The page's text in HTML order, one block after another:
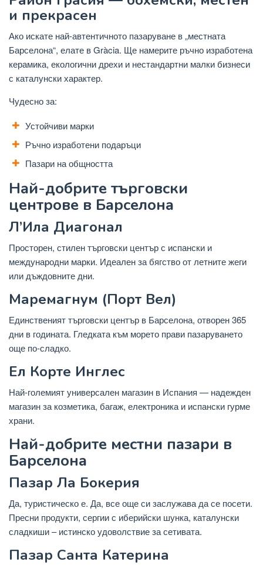
и прекрасен
Ако искате най-автентичното пазаруване в „местната
Барселона“, елате в Gràcia. Ще намерите ръчно изработена
керамика, екологични дрехи и нестандартни малки бизнеси
с каталунски характер.
Чудесно за:
Устойчиви марки
Ръчно изработени подаръци
Пазари на общността
Най-добрите търговски
центрове в Барселона
Л’Ила Диагонал
Просторен, стилен търговски център с испански и
международни марки. Идеален за бягство от летните жеги
или дъждовните дни.
Маремагнум (Порт Вел)
Единственият търговски център в Барселона, отворен 365
дни в годината. Гледката към морето прави пазаруването
още по-сладко.
Ел Корте Инглес
Най-големият универсален магазин в Испания — надежден
магазин за козметика, багаж, електроника и испански гурме
храни.
Най-добрите местни пазари в
Барселона
Пазар Ла Бокерия
Да, туристическо е. Да, все още си заслужава да се посети.
Пресни продукти, сергии с иберийски шунка, каталунски
сладкиши – истинско удоволствие за сетивата.
Пазар Санта Катерина